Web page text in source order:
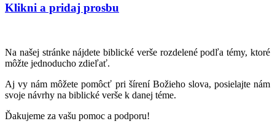
Klikni a pridaj prosbu
Na našej stránke nájdete biblické verše rozdelené podľa témy, ktoré
môžte jednoducho zdieľať.
Aj vy nám môžete pomôcť pri šírení Božieho slova, posielajte nám
svoje návrhy na biblické verše k danej téme.
Ďakujeme za vašu pomoc a podporu!